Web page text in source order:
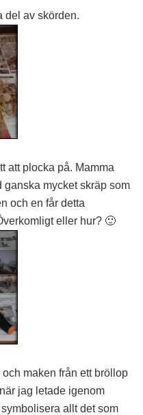
del av skörden.
att plocka på. Mamma
ganska mycket skräp som
och en får detta
eller hur? 🙂
maken från ett bröllop
jag letade igenom
allt det som